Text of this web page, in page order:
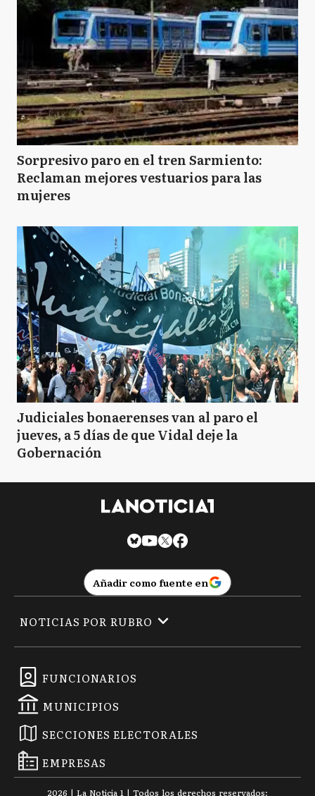
Sorpresivo paro en el tren Sarmiento:
Reclaman mejores vestuarios para las
mujeres
Judiciales bonaerenses van al paro el
jueves, a 5 días de que Vidal deje la
Gobernación
Añadir como fuente en
FUNCIONARIOS
MUNICIPIOS
SECCIONES ELECTORALES
EMPRESAS
NOTICIAS POR RUBRO
2026 | La Noticia 1 | Todos los derechos reservados: